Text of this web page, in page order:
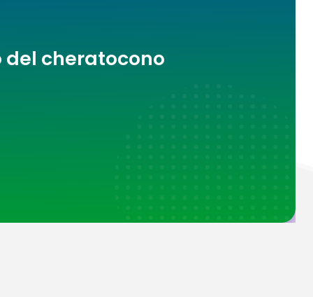
cheratocono